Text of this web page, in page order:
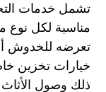
تشمل خدمات
مناسبة لكل نوع
تعرضه للخدوش
خيارات تخزين
ذلك وصول الأثاث